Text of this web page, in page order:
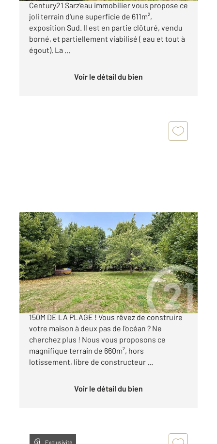
Century21 Sarz'eau immobilier vous propose ce
joli terrain d'une superficie de 611m²,
exposition Sud. Il est en partie clôturé, vendu
borné, et partiellement viabilisé ( eau et tout à
égout). La ...
Voir le détail du bien
SARZEAU 56
659 m2
Ref : 13209
Terrain à vendre
305 800 €
PENVINS- RARE À LA VENTE TERRAIN 660m² À
150M DE LA PLAGE ! Vous rêvez de construire
votre maison à deux pas de l'océan ? Ne
cherchez plus ! Nous vous proposons ce
magnifique terrain de 660m², hors
lotissement, libre de constructeur ...
Voir le détail du bien
Exclusivité